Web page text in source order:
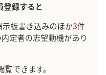
登録すると
示板書き込みのほか3件
定者の志望動機があり
覧できます。